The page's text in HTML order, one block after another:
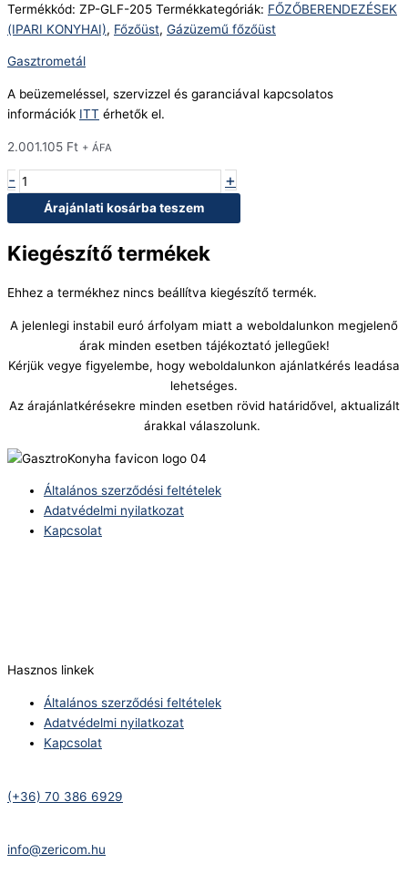
Termékkód: ZP-GLF-205 Termékkategóriák: FŐZŐBERENDEZÉSEK
(IPARI KONYHAI), Főzőüst, Gázüzemű főzőüst
Gasztrometál
A beüzemeléssel, szervizzel és garanciával kapcsolatos
információk ITT érhetők el.
2.001.105 Ft + ÁFA
- +
Árajánlati kosárba teszem
Kiegészítő termékek
Ehhez a termékhez nincs beállítva kiegészítő termék.
A jelenlegi instabil euró árfolyam miatt a weboldalunkon megjelenő
árak minden esetben tájékoztató jellegűek!
Kérjük vegye figyelembe, hogy weboldalunkon ajánlatkérés leadása
lehetséges.
Az árajánlatkérésekre minden esetben rövid határidővel, aktualizált
árakkal válaszolunk.
Általános szerződési feltételek
Adatvédelmi nyilatkozat
Kapcsolat
Hasznos linkek
Általános szerződési feltételek
Adatvédelmi nyilatkozat
Kapcsolat
(+36) 70 386 6929
info@zericom.hu